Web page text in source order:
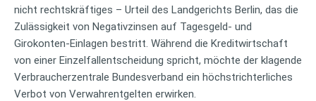
nicht rechtskräftiges – Urteil des Landgerichts Berlin, das die
Zulässigkeit von Negativzinsen auf Tagesgeld- und
Girokonten-Einlagen bestritt. Während die Kreditwirtschaft
von einer Einzelfallentscheidung spricht, möchte der klagende
Verbraucherzentrale Bundesverband ein höchstrichterliches
Verbot von Verwahrentgelten erwirken.